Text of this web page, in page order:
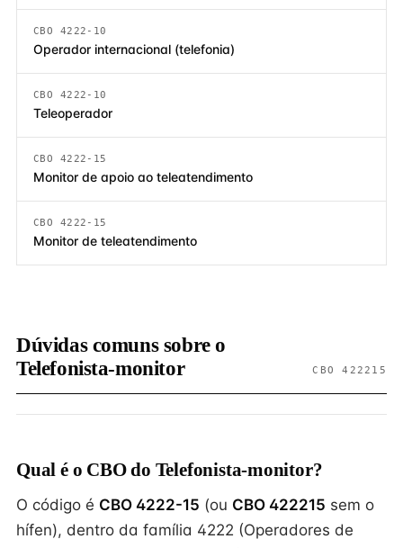
CBO 4222-10
Operador internacional (telefonia)
CBO 4222-10
Teleoperador
CBO 4222-15
Monitor de apoio ao teleatendimento
CBO 4222-15
Monitor de teleatendimento
Dúvidas comuns sobre o
Telefonista-monitor
CBO 422215
Qual é o CBO do Telefonista-monitor?
O código é CBO 4222-15 (ou CBO 422215 sem o
hífen), dentro da família 4222 (Operadores de